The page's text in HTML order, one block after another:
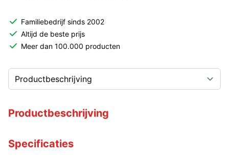
Familiebedrijf sinds 2002
Altijd de beste prijs
Meer dan 100.000 producten
Productbeschrijving
Specificaties